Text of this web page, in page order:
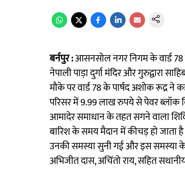
बर्नपुर :आसनसोल नगर निगम के वार्ड 78
नेपाली पाड़ा दुर्गा मंदिर और गुरुद्वारा
मौके पर वार्ड 78 के पार्षद अशोक रूद्र ने
परिसर में 9.99 लाख रुपये से पेवर ब्लॉक
आमादेर समाधान के तहत सगने वाला
बारिश के समय मैदान में कीचड़ हो जाता
उनकी समस्या सुनी गई और इस समस्या के
अभिजीत दास, अचिंतो राय, सहित